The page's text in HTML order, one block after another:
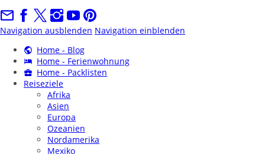
Navigation ausblenden Navigation einblenden
Home - Blog
Home - Ferienwohnung
Home - Packlisten
Reiseziele
Afrika
Asien
Europa
Ozeanien
Nordamerika
Mexiko